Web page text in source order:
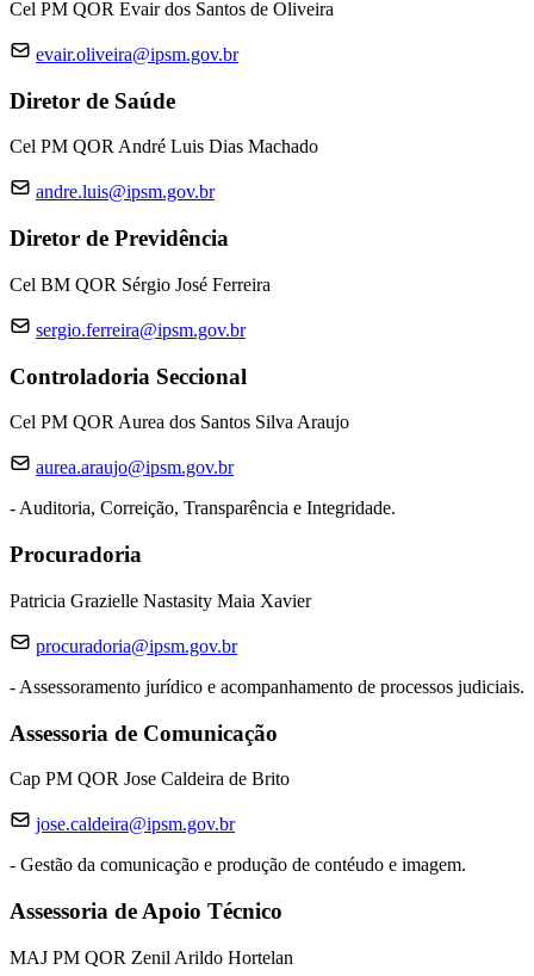
Cel PM QOR Evair dos Santos de Oliveira
evair.oliveira@ipsm.gov.br
Diretor de Saúde
Cel PM QOR André Luis Dias Machado
andre.luis@ipsm.gov.br
Diretor de Previdência
Cel BM QOR Sérgio José Ferreira
sergio.ferreira@ipsm.gov.br
Controladoria Seccional
Cel PM QOR Aurea dos Santos Silva Araujo
aurea.araujo@ipsm.gov.br
- Auditoria, Correição, Transparência e Integridade.
Procuradoria
Patricia Grazielle Nastasity Maia Xavier
procuradoria@ipsm.gov.br
- Assessoramento jurídico e acompanhamento de processos judiciais.
Assessoria de Comunicação
Cap PM QOR Jose Caldeira de Brito
jose.caldeira@ipsm.gov.br
- Gestão da comunicação e produção de contéudo e imagem.
Assessoria de Apoio Técnico
MAJ PM QOR Zenil Arildo Hortelan